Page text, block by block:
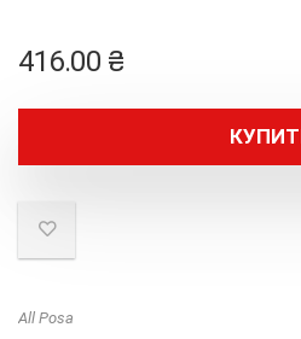
416.00 ₴
All Posa